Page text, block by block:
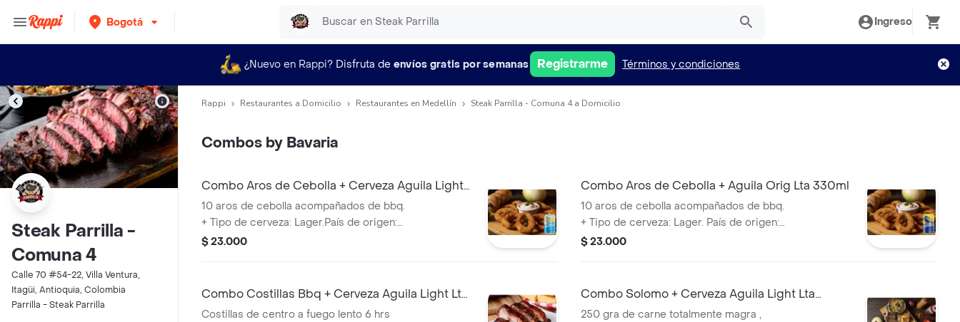
Bogotá Ingreso
¿Nuevo en Rappi? Disfruta de envíos gratis por semanas Registrarme Términos y condiciones
Steak Parrilla -
Comuna 4
Calle 70 #54-22, Villa Ventura,
Itagüi, Antioquia, Colombia
Parrilla - Steak Parrilla
Rappi Restaurantes a Domicilio Restaurantes en Medellín Steak Parrilla - Comuna 4 a Domicilio
Combos by Bavaria
Combo Aros de Cebolla + Cerveza Aguila Light
Lta 330ml
10 aros de cebolla acompañados de bbq.
+ Tipo de cerveza: Lager.País de origen:
Colombia.% Alcohol: 3,4%
$ 23.000
Combo Aros de Cebolla + Aguila Orig Lta 330ml
10 aros de cebolla acompañados de bbq.
+ Tipo de cerveza: Lager. País de origen:
Colombia. % Alcohol: 4.0%
$ 23.000
Combo Costillas Bbq + Cerveza Aguila Light Lta
330ml
Costillas de centro a fuego lento 6 hrs
Combo Solomo + Cerveza Aguila Light Lta
330ml
250 gra de carne totalmente magra ,